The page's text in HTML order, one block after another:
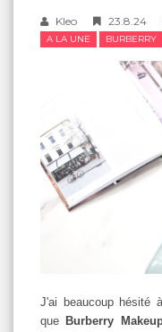
Kleo 23.8.24
A LA UNE BURBERRY
J'ai beaucoup hésité
que Burberry